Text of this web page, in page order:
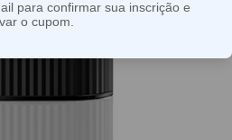
para confirmar sua inscrição e
o cupom.